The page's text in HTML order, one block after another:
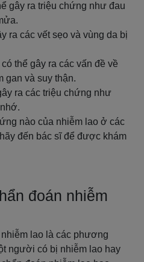
gây ra triệu chứng như đau
ra các vết sẹo và vùng da bị
thể gây ra các vấn đề về
gan và suy thận.
ra các triệu chứng như
nào của nhiễm lao ở các
đến bác sĩ để được khám
đoán nhiễm
lao là các phương
người có bị nhiễm lao hay